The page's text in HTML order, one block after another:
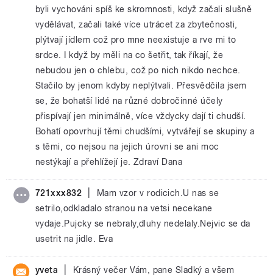
byli vychováni spíš ke skromnosti, když začali slušně
vydělávat, začali také více utrácet za zbytečnosti,
plýtvají jídlem což pro mne neexistuje a rve mi to
srdce. I když by měli na co šetřit, tak říkají, že
nebudou jen o chlebu, což po nich nikdo nechce.
Stačilo by jenom kdyby neplýtvali. Přesvědčila jsem
se, že bohatší lidé na různé dobročinné účely
přispívají jen minimálně, více vždycky dají ti chudší.
Bohatí opovrhují těmi chudšími, vytvářejí se skupiny a
s těmi, co nejsou na jejich úrovni se ani moc
nestýkají a přehlížejí je. Zdraví Dana
721xxx832
Mam vzor v rodicich.U nas se
setrilo,odkladalo stranou na vetsi necekane
vydaje.Pujcky se nebraly,dluhy nedelaly.Nejvic se da
usetrit na jidle. Eva
yveta
Krásný večer Vám, pane Sladký a všem